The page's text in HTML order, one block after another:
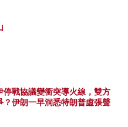
停戰協議變衝突導火線，雙方
？伊朗一早洞悉特朗普虛張聲